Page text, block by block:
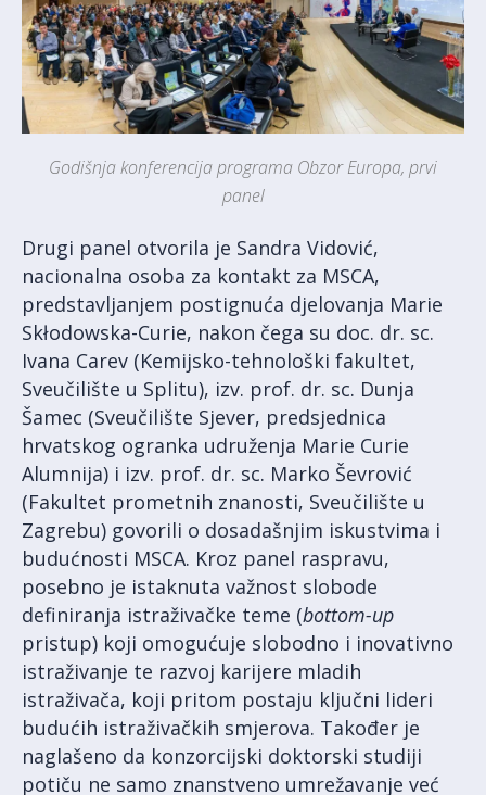
Godišnja konferencija programa Obzor Europa, prvi
panel
Drugi panel otvorila je Sandra Vidović,
nacionalna osoba za kontakt za MSCA,
predstavljanjem postignuća djelovanja Marie
Skłodowska-Curie, nakon čega su doc. dr. sc.
Ivana Carev (Kemijsko-tehnološki fakultet,
Sveučilište u Splitu), izv. prof. dr. sc. Dunja
Šamec (Sveučilište Sjever, predsjednica
hrvatskog ogranka udruženja Marie Curie
Alumnija) i izv. prof. dr. sc. Marko Ševrović
(Fakultet prometnih znanosti, Sveučilište u
Zagrebu) govorili o dosadašnjim iskustvima i
budućnosti MSCA. Kroz panel raspravu,
posebno je istaknuta važnost slobode
definiranja istraživačke teme (bottom-up
pristup) koji omogućuje slobodno i inovativno
istraživanje te razvoj karijere mladih
istraživača, koji pritom postaju ključni lideri
budućih istraživačkih smjerova. Također je
naglašeno da konzorcijski doktorski studiji
potiču ne samo znanstveno umrežavanje već